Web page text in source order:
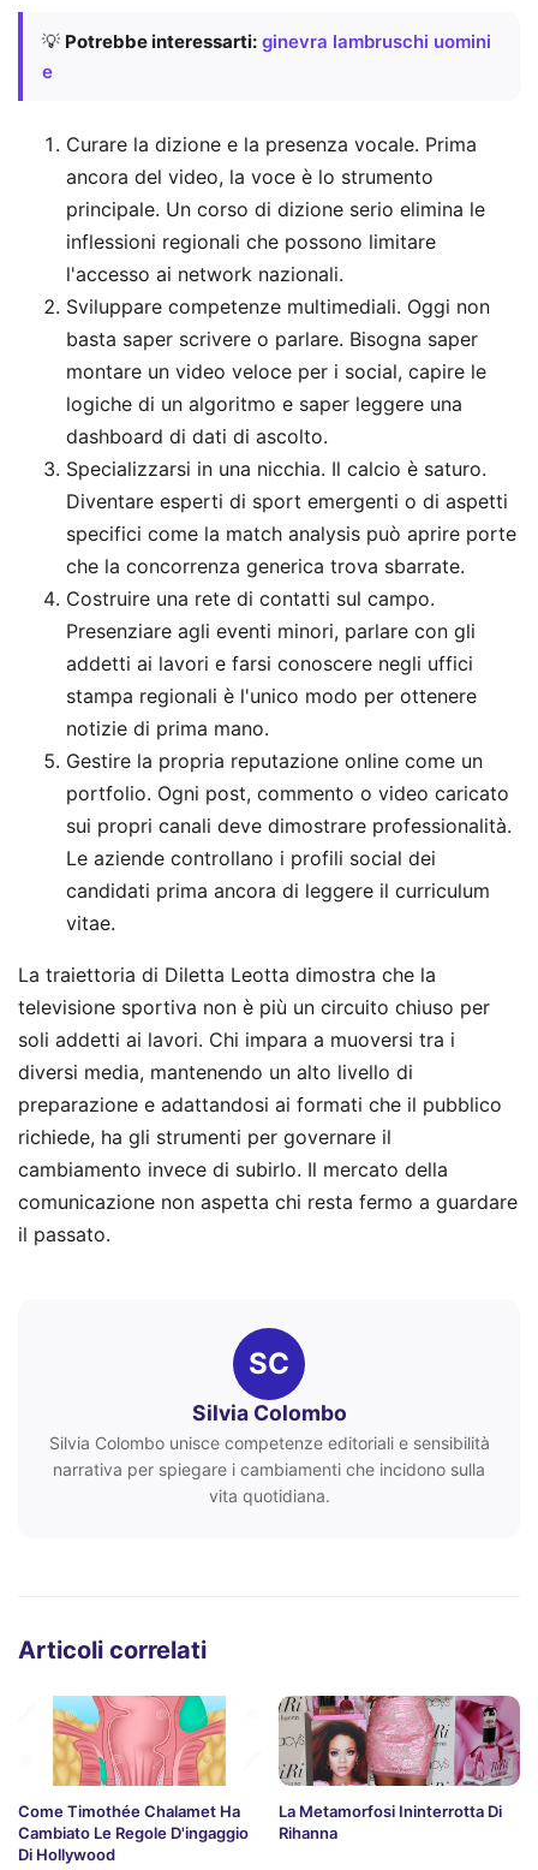
💡 Potrebbe interessarti: ginevra lambruschi uomini
e
Curare la dizione e la presenza vocale. Prima
ancora del video, la voce è lo strumento
principale. Un corso di dizione serio elimina le
inflessioni regionali che possono limitare
l'accesso ai network nazionali.
Sviluppare competenze multimediali. Oggi non
basta saper scrivere o parlare. Bisogna saper
montare un video veloce per i social, capire le
logiche di un algoritmo e saper leggere una
dashboard di dati di ascolto.
Specializzarsi in una nicchia. Il calcio è saturo.
Diventare esperti di sport emergenti o di aspetti
specifici come la match analysis può aprire porte
che la concorrenza generica trova sbarrate.
Costruire una rete di contatti sul campo.
Presenziare agli eventi minori, parlare con gli
addetti ai lavori e farsi conoscere negli uffici
stampa regionali è l'unico modo per ottenere
notizie di prima mano.
Gestire la propria reputazione online come un
portfolio. Ogni post, commento o video caricato
sui propri canali deve dimostrare professionalità.
Le aziende controllano i profili social dei
candidati prima ancora di leggere il curriculum
vitae.
La traiettoria di Diletta Leotta dimostra che la
televisione sportiva non è più un circuito chiuso per
soli addetti ai lavori. Chi impara a muoversi tra i
diversi media, mantenendo un alto livello di
preparazione e adattandosi ai formati che il pubblico
richiede, ha gli strumenti per governare il
cambiamento invece di subirlo. Il mercato della
comunicazione non aspetta chi resta fermo a guardare
il passato.
SC
Silvia Colombo
Silvia Colombo unisce competenze editoriali e sensibilità
narrativa per spiegare i cambiamenti che incidono sulla
vita quotidiana.
Articoli correlati
Come Timothée Chalamet Ha
Cambiato Le Regole D'ingaggio
Di Hollywood
La Metamorfosi Ininterrotta Di
Rihanna